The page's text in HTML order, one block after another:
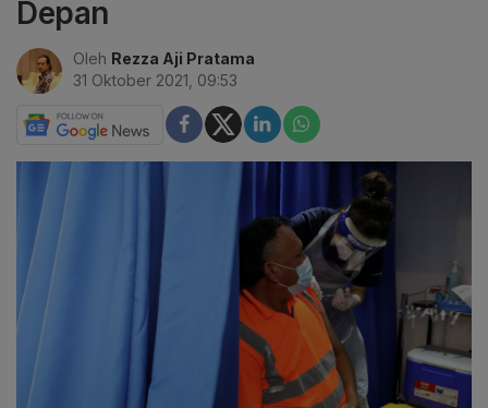
Depan
Oleh Rezza Aji Pratama
31 Oktober 2021, 09:53